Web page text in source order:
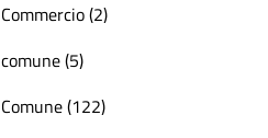
Commercio (2)
comune (5)
Comune (122)